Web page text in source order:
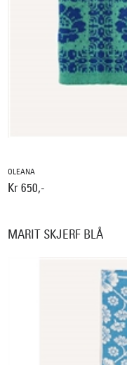
OLEANA
Kr 650,-
MARIT SKJERF BLÅ